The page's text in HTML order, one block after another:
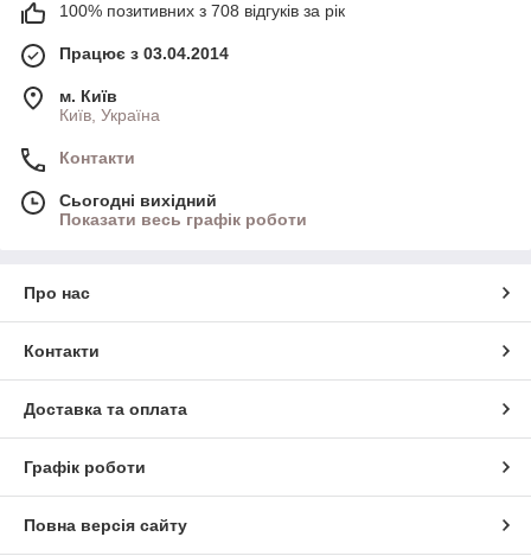
100% позитивних з 708 відгуків за рік
Працює з 03.04.2014
м. Київ
Київ, Україна
Контакти
Сьогодні вихідний
Показати весь графік роботи
Про нас
Контакти
Доставка та оплата
Графік роботи
Повна версія сайту